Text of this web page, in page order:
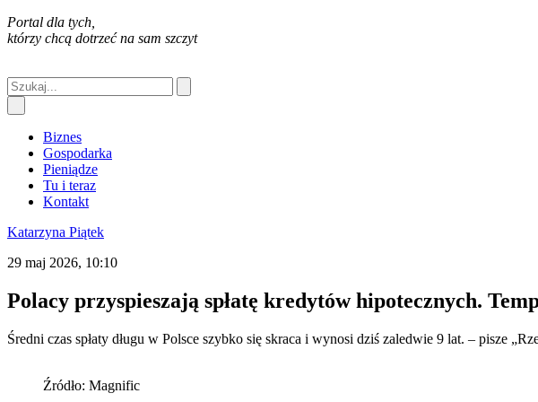
Portal dla tych,
którzy chcą dotrzeć na sam szczyt
Biznes
Gospodarka
Pieniądze
Tu i teraz
Kontakt
Katarzyna Piątek
29 maj 2026, 10:10
Polacy przyspieszają spłatę kredytów hipotecznych.
Średni czas spłaty długu w Polsce szybko się skraca i wynosi dziś zaledwie 9 lat. – pisze
Źródło: Magnific